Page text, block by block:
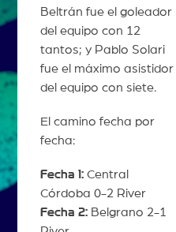
Beltrán fue el goleador
del equipo con 12
tantos; y Pablo Solari
fue el máximo asistidor
del equipo con siete.
El camino fecha por
fecha:
Fecha 1:Central
Córdoba 0-2 River
Fecha 2:Belgrano 2-1